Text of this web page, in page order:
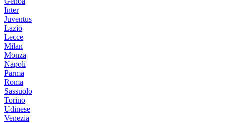
Inter
Juventus
Lazio
Lecce
Milan
Monza
Napoli
Parma
Roma
Sassuolo
Torino
Udinese
Venezia